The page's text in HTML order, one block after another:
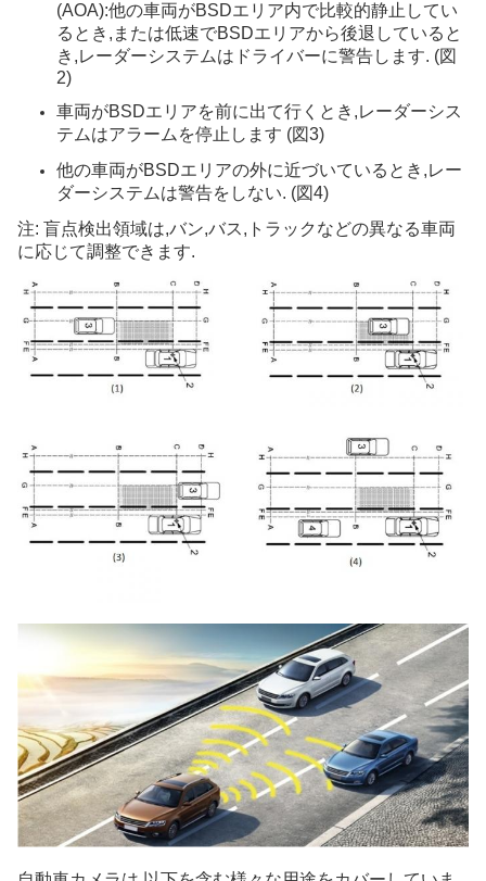
(AOA):他の車両がBSDエリア内で比較的静止してい
るとき,または低速でBSDエリアから後退していると
き,レーダーシステムはドライバーに警告します. (図
2)
車両がBSDエリアを前に出て行くとき,レーダーシス
テムはアラームを停止します (図3)
他の車両がBSDエリアの外に近づいているとき,レー
ダーシステムは警告をしない. (図4)
注: 盲点検出領域は,バン,バス,トラックなどの異なる車両
に応じて調整できます.